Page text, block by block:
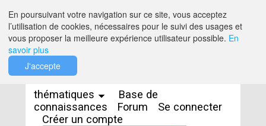
thématiques
Base de
connaissances
Forum
Se connecter
Créer un compte
En poursuivant votre navigation sur ce site, vous acceptez
l’utilisation de cookies, nécessaires pour le suivi des usages et
vous proposer la meilleure expérience utilisateur possible. En
savoir plus
J'accepte